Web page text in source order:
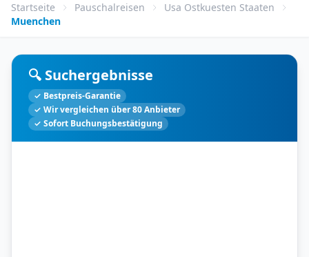
Startseite Pauschalreisen
Usa Ostkuesten Staaten
Muenchen
🔍 Suchergebnisse
✓ Bestpreis-Garantie
✓ Wir vergleichen über 80 Anbieter
✓ Sofort Buchungsbestätigung